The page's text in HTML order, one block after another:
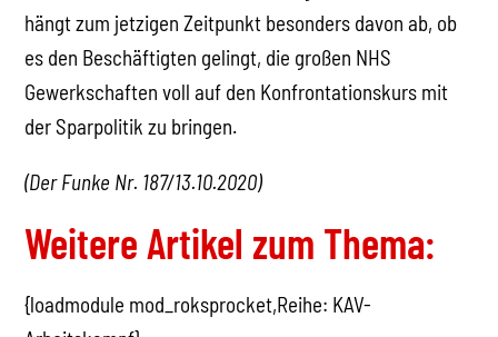
hängt zum jetzigen Zeitpunkt besonders davon ab, ob
es den Beschäftigten gelingt, die großen NHS
Gewerkschaften voll auf den Konfrontationskurs mit
der Sparpolitik zu bringen.
(Der Funke Nr. 187/13.10.2020)
Weitere Artikel zum Thema:
{loadmodule mod_roksprocket,Reihe: KAV-